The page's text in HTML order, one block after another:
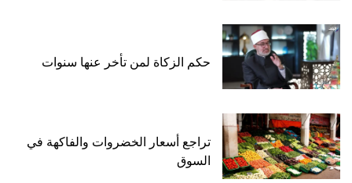
حكم الزكاة لمن تأخر عنها سنوات
تراجع أسعار الخضروات والفاكهة في
السوق